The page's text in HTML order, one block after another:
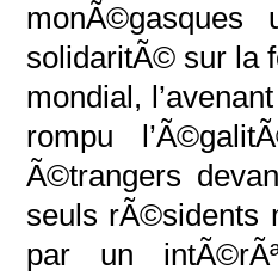
monÃ©gasques
solidaritÃ© sur la
mondial,
rompu
Ã©trangers
seuls rÃ©sidents
par un